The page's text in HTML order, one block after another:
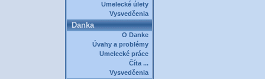
Umelecké úlety
Vysvedčenia
Danka
O Danke
Úvahy a problémy
Umelecké práce
Číta ...
Vysvedčenia